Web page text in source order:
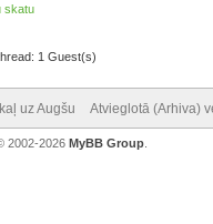
skatu
1 Guest(s)
uz Augšu Atvieglotā (Arhiva)
© 2002-2026 MyBB Group